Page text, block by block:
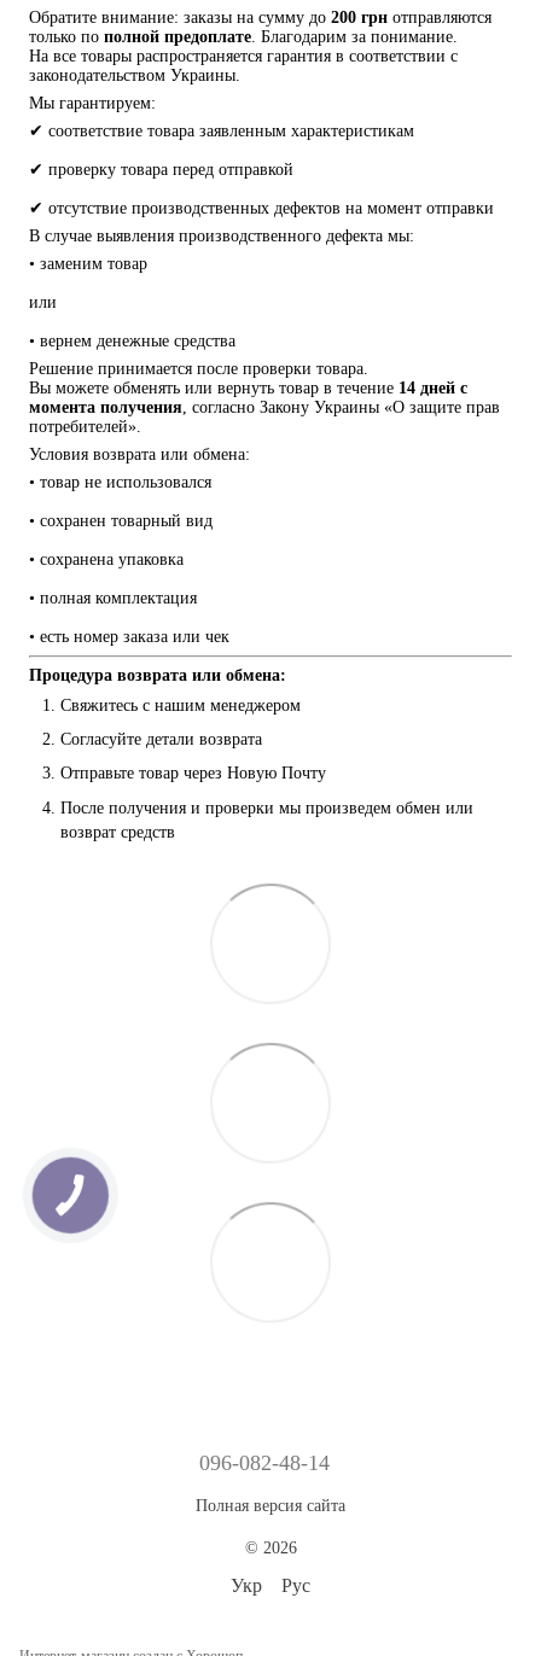
Обратите внимание: заказы на сумму до 200 грн отправляются
только по полной предоплате . Благодарим за понимание.
На все товары распространяется гарантия в соответствии с
законодательством Украины.
Мы гарантируем:
✔ соответствие товара заявленным характеристикам
✔ проверку товара перед отправкой
✔ отсутствие производственных дефектов на момент отправки
В случае выявления производственного дефекта мы:
• заменим товар
или
• вернем денежные средства
Решение принимается после проверки товара.
Вы можете обменять или вернуть товар в течение 14 дней с
момента получения , согласно Закону Украины «О защите прав
потребителей».
Условия возврата или обмена:
• товар не использовался
• сохранен товарный вид
• сохранена упаковка
• полная комплектация
• есть номер заказа или чек
Процедура возврата или обмена:
Свяжитесь с нашим менеджером
Согласуйте детали возврата
Отправьте товар через Новую Почту
После получения и проверки мы произведем обмен или
возврат средств
096-082-48-14
Полная версия сайта
© 2026
Укр Рус